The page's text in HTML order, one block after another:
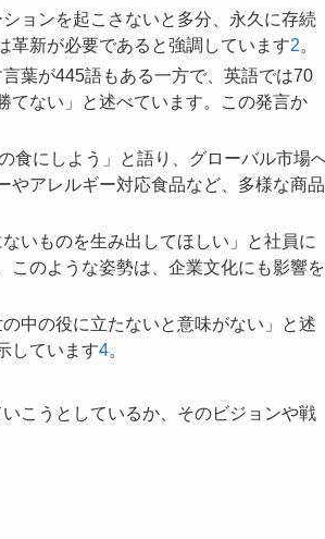
ョンを起こさないと多分、永久に存続
革新が必要であると強調しています2。
葉が445語もある一方で、英語では70
てない」と述べています。この発言か
食にしよう」と語り、グローバル市場
やアレルギー対応食品など、多様な商品
いものを生み出してほしい」と社員に
このような姿勢は、企業文化にも影響を
中の役に立たないと意味がない」と述
しています4。
こうとしているか、そのビジョンや戦